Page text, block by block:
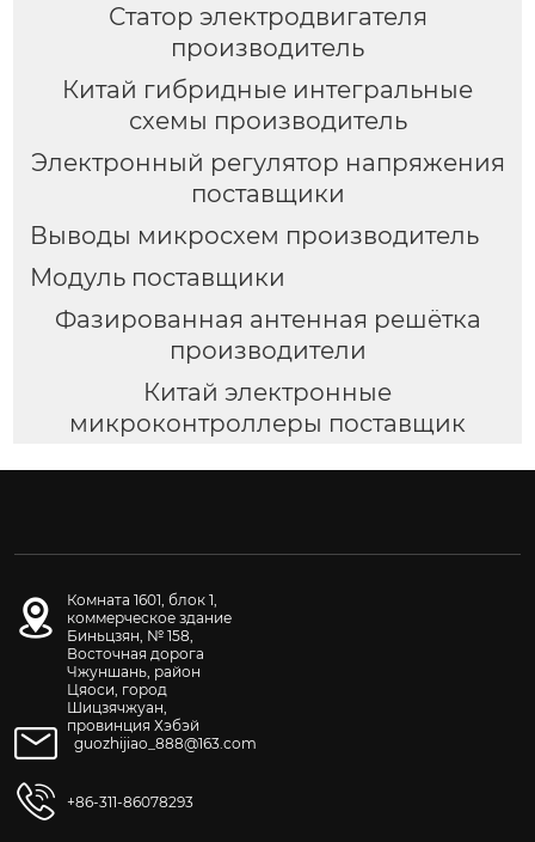
Статор электродвигателя
производитель
Китай гибридные интегральные
схемы производитель
Электронный регулятор напряжения
поставщики
Выводы микросхем производитель
Модуль поставщики
Фазированная антенная решётка
производители
Китай электронные
микроконтроллеры поставщик
Комната 1601, блок 1,
коммерческое здание
Биньцзян, № 158,
Восточная дорога
Чжуншань, район
Цяоси, город
Шицзячжуан,
провинция Хэбэй
guozhijiao_888@163.com
+86-311-86078293